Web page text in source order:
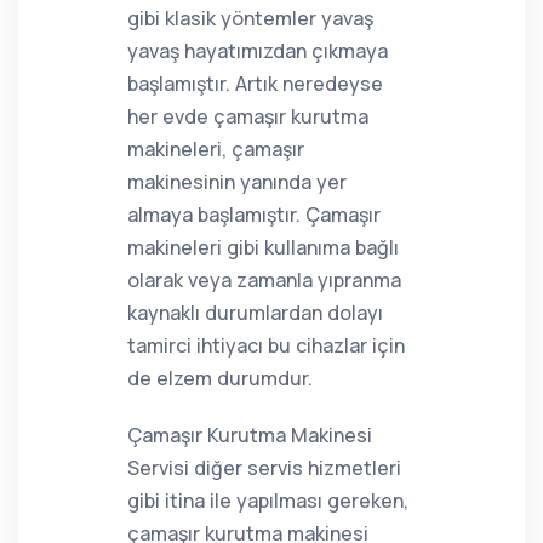
gibi klasik yöntemler yavaş
yavaş hayatımızdan çıkmaya
başlamıştır. Artık neredeyse
her evde çamaşır kurutma
makineleri, çamaşır
makinesinin yanında yer
almaya başlamıştır. Çamaşır
makineleri gibi kullanıma bağlı
olarak veya zamanla yıpranma
kaynaklı durumlardan dolayı
tamirci ihtiyacı bu cihazlar için
de elzem durumdur.
Çamaşır Kurutma Makinesi
Servisi diğer servis hizmetleri
gibi itina ile yapılması gereken,
çamaşır kurutma makinesi